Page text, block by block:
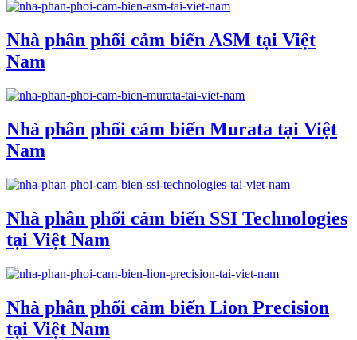
Nhà phân phối cảm biến ASM tại Việt
Nam
Nhà phân phối cảm biến Murata tại Việt
Nam
Nhà phân phối cảm biến SSI Technologies
tại Việt Nam
Nhà phân phối cảm biến Lion Precision
tại Việt Nam